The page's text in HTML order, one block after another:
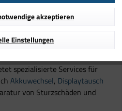
spezialisierte Services für
Akkuwechsel, Displaytausch
von Sturzschäden und
Einstellungen
akzeptieren